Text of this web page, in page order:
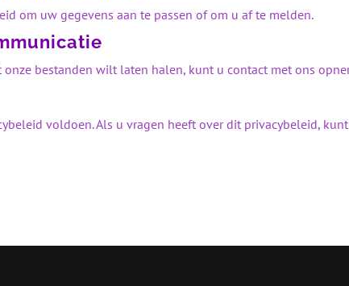
om uw gegevens aan te passen of om u af te melden.
bestanden wilt laten halen, kunt u contact met ons
voldoen. Als u vragen heeft over dit privacybeleid,